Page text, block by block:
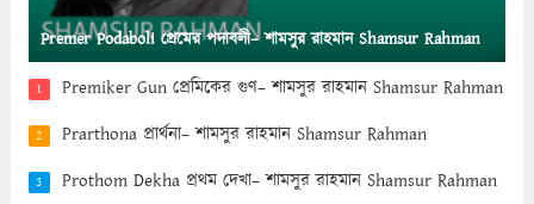
Premer Podaboli প্রেমের পদাবলী– শামসুর রাহমান Shamsur Rahman
1 Premiker Gun প্রেমিকের গুণ– শামসুর রাহমান Shamsur Rahman
2 Prarthona প্রার্থনা– শামসুর রাহমান Shamsur Rahman
3 Prothom Dekha প্রথম দেখা– শামসুর রাহমান Shamsur Rahman